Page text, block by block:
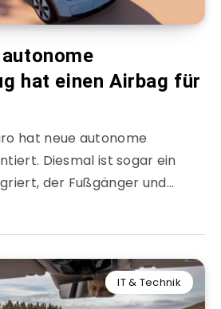
hat einen Airbag für
hat neue autonome
Diesmal ist sogar ein
der Fußgänger und…
IT & Technik